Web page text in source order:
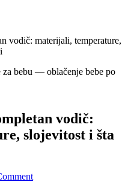
vodič: materijali, temperature,
vodič:
slojevitost i šta